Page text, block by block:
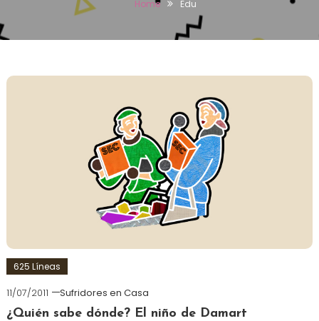
Home Edu
625 Líneas
11/07/2011
Sufridores en Casa
¿Quién sabe dónde? El niño de Damart